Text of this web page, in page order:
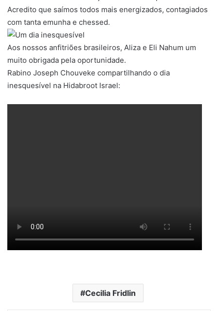
Acredito que saímos todos mais energizados, contagiados
com tanta emunha e chessed.
Aos nossos anfitriões brasileiros, Aliza e Eli Nahum um
muito obrigada pela oportunidade.
Rabino Joseph Chouveke compartilhando o dia
inesquesível na Hidabroot Israel:
Cecilia Fridlin